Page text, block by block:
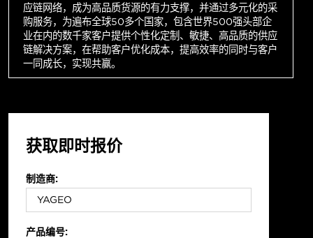
应链网络，成为高品质货源的有力支撑，并通过多元化的采
购服务，为遍布全球50多个国家，包含世界500强头部企
业在内的数千家客户提供个性化定制、敏捷、高品质的供应
链解决方案，在帮助客户优化成本，提高效率的同时与客户
一同成长，实现共赢。
获取即时报价
制造商:
产品编号: